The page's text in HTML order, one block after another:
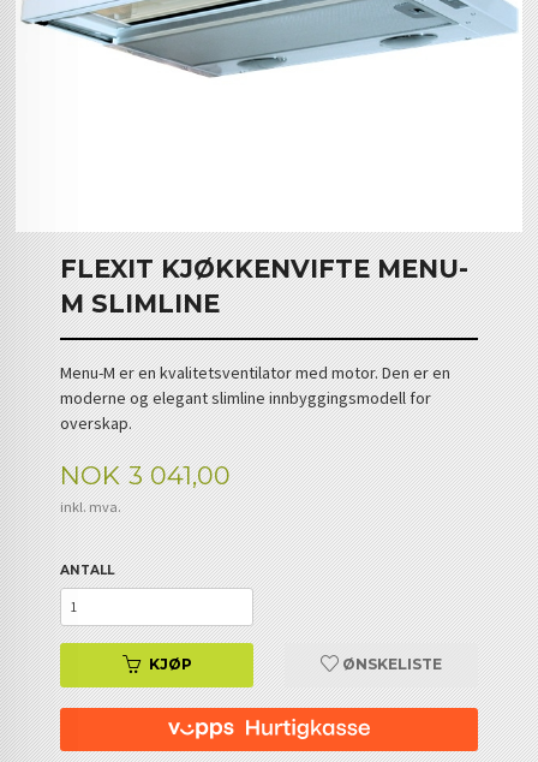
FLEXIT KJØKKENVIFTE MENU-
M SLIMLINE
Menu-M er en kvalitetsventilator med motor. Den er en
moderne og elegant slimline innbyggingsmodell for
overskap.
Pris
NOK 3 041,00
inkl. mva.
ANTALL
KJØP ØNSKELISTE